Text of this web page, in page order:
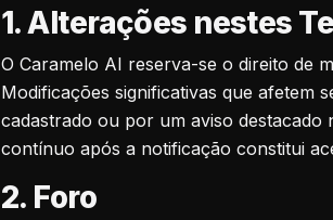
1. Alterações nestes
O Caramelo AI reserva-se o direito de
Modificações significativas que afetem
cadastrado ou por um aviso destacado
contínuo após a notificação constitui
2. Foro